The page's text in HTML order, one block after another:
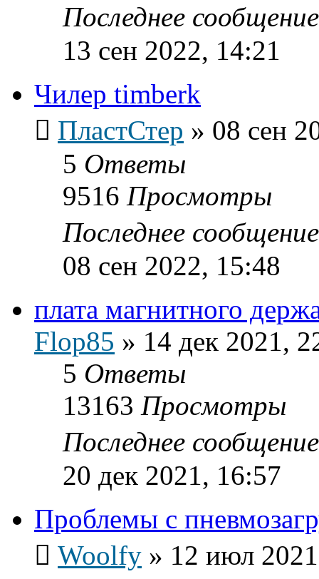
Последнее
13 сен 2022, 14:21
Чилер timberk
ПластСтер » 08 сен
5 Ответы
9516 Просмотры
Последнее
08 сен 2022, 15:48
плата магнитного
Flop85 » 14 дек 2021,
5 Ответы
13163 Просмотры
Последнее
20 дек 2021, 16:57
Проблемы с
Woolfy » 12 июл